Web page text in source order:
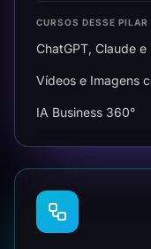
CURSOS DESSE PILAR
ChatGPT, Claude
Vídeos e Imagens
IA Business 360°